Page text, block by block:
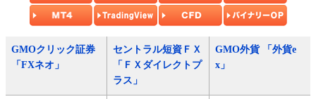
GMOクリック証券
「FXネオ」
セントラル短資ＦＸ
「ＦＸダイレクトプ
ラス」
GMO外貨 「外貨e
x」